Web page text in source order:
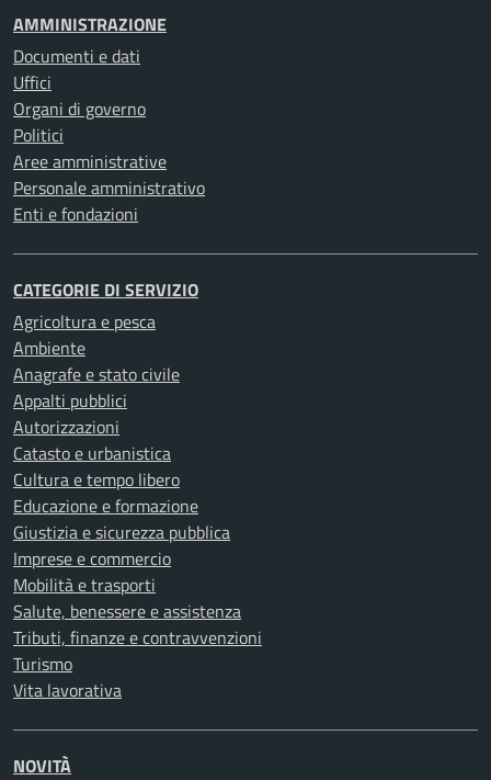
AMMINISTRAZIONE
Documenti e dati
Uffici
Organi di governo
Politici
Aree amministrative
Personale amministrativo
Enti e fondazioni
CATEGORIE DI SERVIZIO
Agricoltura e pesca
Ambiente
Anagrafe e stato civile
Appalti pubblici
Autorizzazioni
Catasto e urbanistica
Cultura e tempo libero
Educazione e formazione
Giustizia e sicurezza pubblica
Imprese e commercio
Mobilità e trasporti
Salute, benessere e assistenza
Tributi, finanze e contravvenzioni
Turismo
Vita lavorativa
NOVITÀ